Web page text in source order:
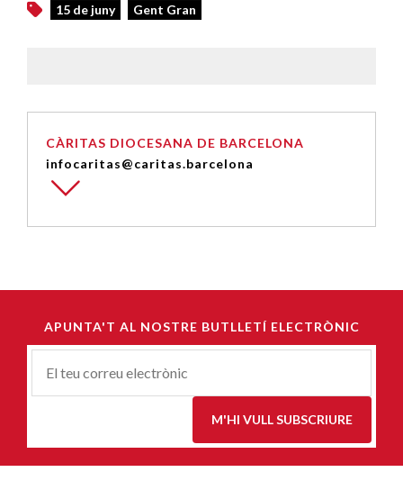
15 de juny Gent Gran
CÀRITAS DIOCESANA DE BARCELONA
infocaritas@caritas.barcelona
APUNTA'T AL NOSTRE BUTLLETÍ ELECTRÒNIC
Correu-
M'HI VULL SUBSCRIURE